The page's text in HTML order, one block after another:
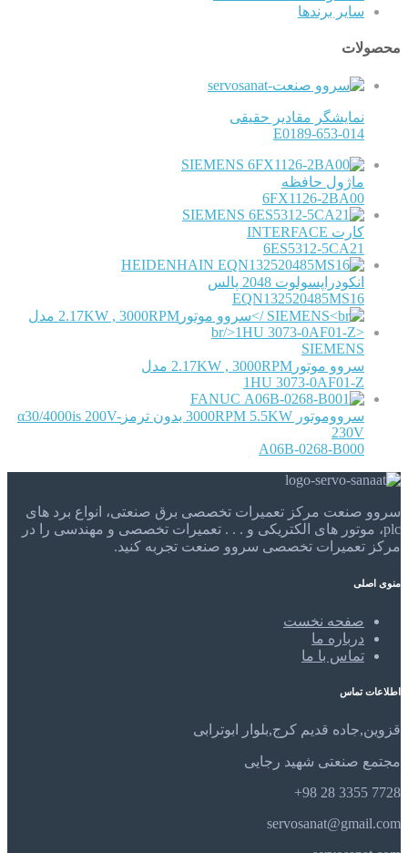
سایر برندها
محصولات
نمایشگر مقادیر حقیقی
E0189-653-014
SIEMENS
ماژول حافظه
6FX1126-2BA00
SIEMENS
کارت INTERFACE
6ES5312-5CA21
HEIDENHAIN
انکودراپسولوت 2048 پالس
EQN132520485MS16
SIEMENS
سروو موتور2.17KW , 3000RPM مدل
1HU 3073-0AF01-Z
FANUC
سرووموتور 3000RPM 5.5KW بدون ترمزα30/4000is 200V-
230V
A06B-0268-B000
سروو صنعت مرکز تعمیرات تخصصی برق صنعتی، انواع برد های
plc، موتور های الکتریکی و . . . تعمیرات تخصصی و مهندسی را در
مرکز تعمیرات تخصصی سروو صنعت تجربه کنید.
منوی اصلی
صفحه نخست
درباره ما
تماس با ما
اطلاعات تماس
قزوین,جاده قدیم کرج,بلوار ابوترابی
مجتمع صنعتی شهید رجایی
7728 3355 28 98+
servosanat@gmail.com